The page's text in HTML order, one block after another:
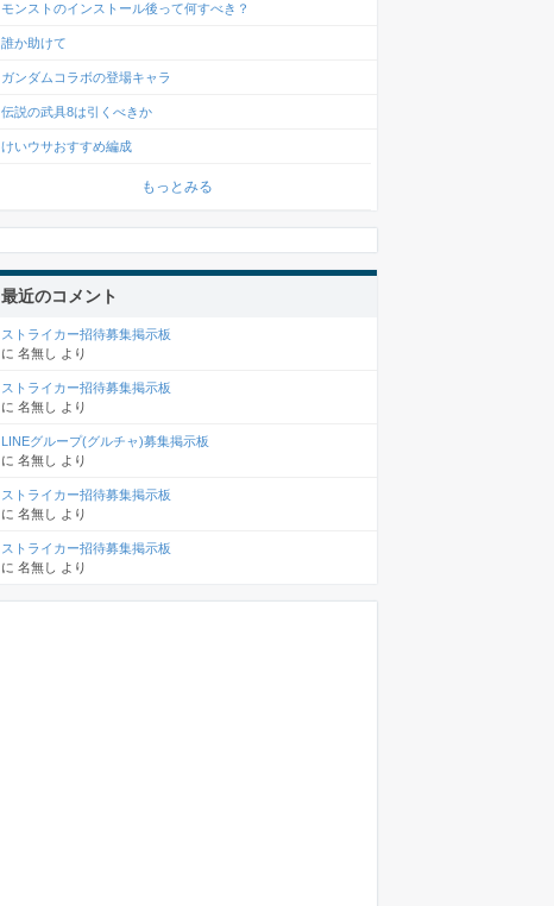
モンストのインストール後って何すべき？
誰か助けて
ガンダムコラボの登場キャラ
伝説の武具8は引くべきか
けいウサおすすめ編成
もっとみる
最近のコメント
ストライカー招待募集掲示板
に 名無し より
ストライカー招待募集掲示板
に 名無し より
LINEグループ(グルチャ)募集掲示板
に 名無し より
ストライカー招待募集掲示板
に 名無し より
ストライカー招待募集掲示板
に 名無し より